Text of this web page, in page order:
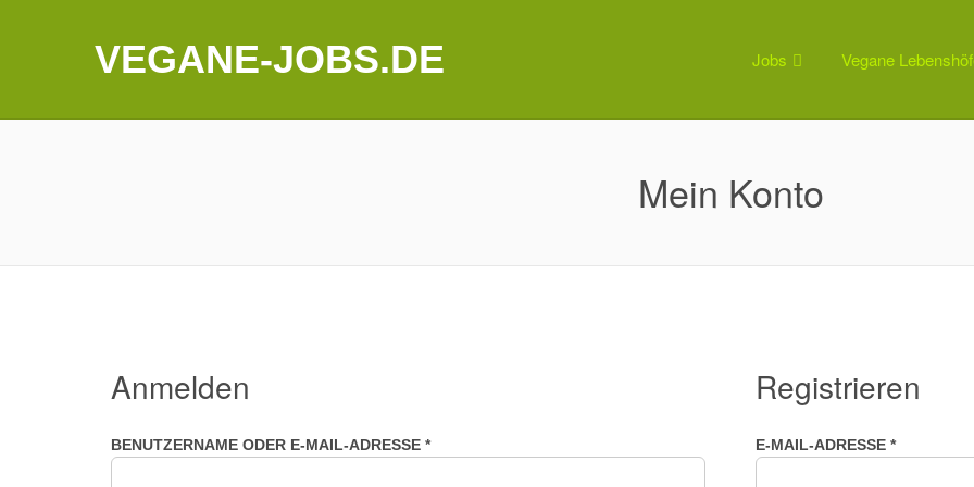
VEGANE-JOBS.DE Jobs Vegane
Mein Konto
Anmelden
BENUTZERNAME ODER E-MAIL-ADRESSE *ERFORDERLICH
Registrieren
E-MAIL-ADRESSE *